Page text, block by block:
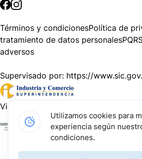
Términos y condicionesPolítica de
tratamiento de datos personales
adversos
Supervisado por: https://
Vigilado por:
Gracias a nuestros impulsadores,
solución tecnológica más avanzada
Utilizamos cookies para
experiencia según
condiciones.